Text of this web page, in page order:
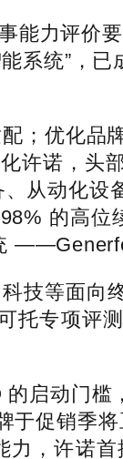
力评价要
系统”，
优化品
许诺，头
从动化
的高位
等面向
专项评
动门槛
促销季
，许诺